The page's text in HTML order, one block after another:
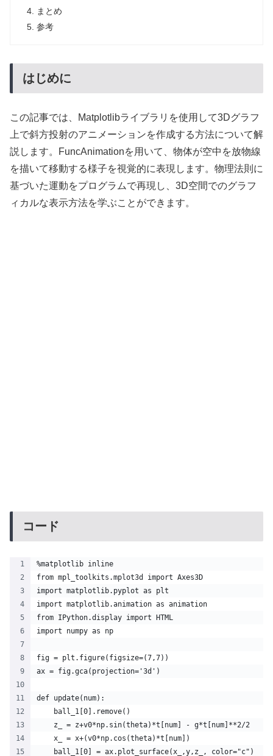
まとめ
参考
はじめに
この記事では、Matplotlibライブラリを使用して3Dグラフ
上で斜方投射のアニメーションを作成する方法について解
説します。FuncAnimationを用いて、物体が空中を放物線
を描いて移動する様子を視覚的に表現します。物理法則に
基づいた運動をプログラムで再現し、3D空間でのグラフ
ィカルな表示方法を学ぶことができます。
コード
%matplotlib inline
from mpl_toolkits.mplot3d import Axes3D
import matplotlib.pyplot as plt
import matplotlib.animation as animation
from IPython.display import HTML
import numpy as np
fig = plt.figure(figsize=(7,7))
ax = fig.gca(projection='3d')
def update(num):
    ball_1[0].remove()
    z_ = z+v0*np.sin(theta)*t[num] - g*t[num]**2/2
    x_ = x+(v0*np.cos(theta)*t[num])
    ball_1[0] = ax.plot_surface(x_,y,z_, color="c")